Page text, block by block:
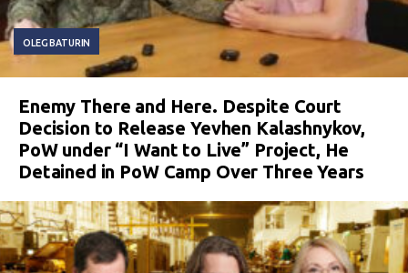
OLEG BATURIN
Enemy There and Here. Despite Court
Decision to Release Yevhen Kalashnykov,
PoW under “I Want to Live” Project, He
Detained in PoW Camp Over Three Years